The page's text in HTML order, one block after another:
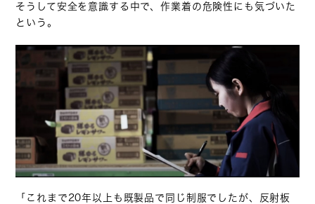
そうして安全を意識する中で、作業着の危険性にも気づいた
という。
「これまで20年以上も既製品で同じ制服でしたが、反射板